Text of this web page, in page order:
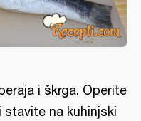
i škrga. Operite
na kuhinjski